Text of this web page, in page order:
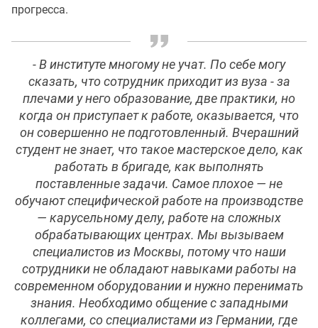
прогресса.
- В институте многому не учат. По себе могу
сказать, что сотрудник приходит из вуза - за
плечами у него образование, две практики, но
когда он приступает к работе, оказывается, что
он совершенно не подготовленный. Вчерашний
студент не знает, что такое мастерское дело, как
работать в бригаде, как выполнять
поставленные задачи. Самое плохое — не
обучают специфической работе на производстве
— карусельному делу, работе на сложных
обрабатывающих центрах. Мы вызываем
специалистов из Москвы, потому что наши
сотрудники не обладают навыками работы на
современном оборудовании и нужно перенимать
знания. Необходимо общение с западными
коллегами, со специалистами из Германии, где